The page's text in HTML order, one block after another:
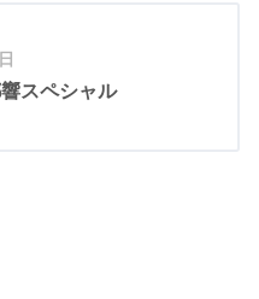
スペシャル